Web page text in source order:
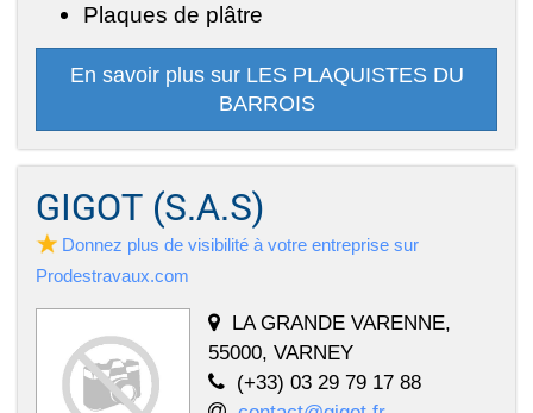
Plaques de plâtre
En savoir plus sur LES PLAQUISTES DU
BARROIS
GIGOT (S.A.S)
Donnez plus de visibilité à votre entreprise sur
Prodestravaux.com
LA GRANDE VARENNE,
55000, VARNEY
(+33) 03 29 79 17 88